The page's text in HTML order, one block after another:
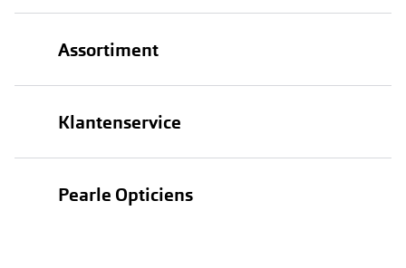
Assortiment
Klantenservice
Verzending
Pearle Opticiens